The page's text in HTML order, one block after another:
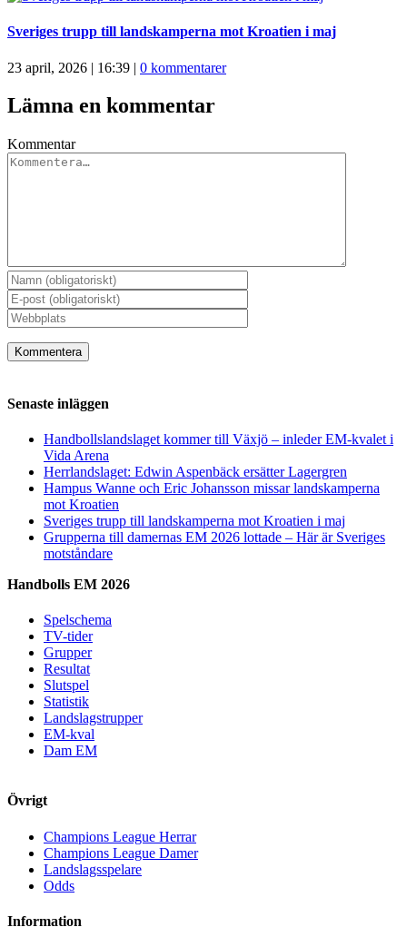
Sveriges trupp till landskamperna mot Kroatien i maj
23 april, 2026 | 16:39 | 0 kommentarer
Lämna en kommentar
Kommentar
Senaste inläggen
Handbollslandslaget kommer till Växjö – inleder EM-kvalet i
Vida Arena
Herrlandslaget: Edwin Aspenbäck ersätter Lagergren
Hampus Wanne och Eric Johansson missar landskamperna
mot Kroatien
Sveriges trupp till landskamperna mot Kroatien i maj
Grupperna till damernas EM 2026 lottade – Här är Sveriges
motståndare
Handbolls EM 2026
Spelschema
TV-tider
Grupper
Resultat
Slutspel
Statistik
Landslagstrupper
EM-kval
Dam EM
Övrigt
Champions League Herrar
Champions League Damer
Landslagsspelare
Odds
Information